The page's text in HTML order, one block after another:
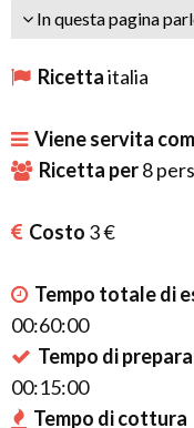
In questa pagina
Ricettaitalia
Viene servita
Ricetta per8
Costo 3 €
Tempo totale di
00:60:00
Tempo di
00:15:00
Tempo di cottura